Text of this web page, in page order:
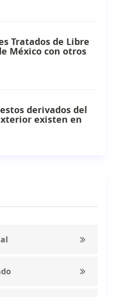
Tratados de Libre
México con otros
derivados del
existen en